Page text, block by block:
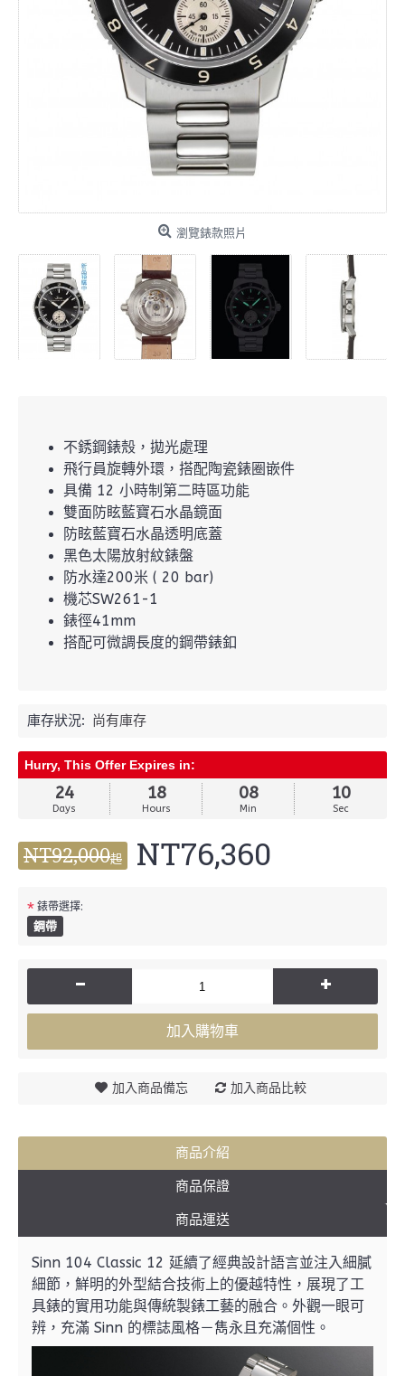
瀏覽錶款照片
不銹鋼錶殼，拋光處理
飛行員旋轉外環，搭配陶瓷錶圈嵌件
具備 12 小時制第二時區功能
雙面防眩藍寶石水晶鏡面
防眩藍寶石水晶透明底蓋
黑色太陽放射紋錶盤
防水達200米 ( 20 bar)
機芯SW261-1
錶徑41mm
搭配可微調長度的鋼帶錶釦
庫存狀況: 尚有庫存
Hurry, This Offer Expires in:
24
Days
18
Hours
08
Min
10
Sec
NT92,000起 NT76,360
* 錶帶選擇:
鋼帶
- +
加入購物車
加入商品備忘 加入商品比較
商品介紹
商品保證
商品運送
Sinn 104 Classic 12 延續了經典設計語言並注入細膩
細節，鮮明的外型結合技術上的優越特性，展現了工
具錶的實用功能與傳統製錶工藝的融合。外觀一眼可
辨，充滿 Sinn 的標誌風格－雋永且充滿個性。